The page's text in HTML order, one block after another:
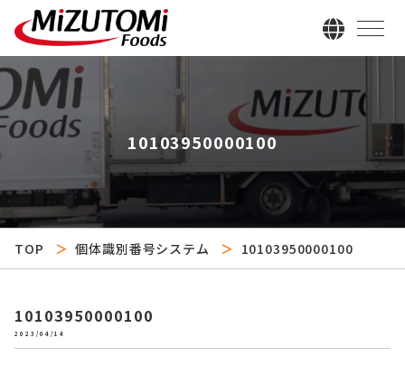
10103950000100
TOP 個体識別番号システム 10103950000100
10103950000100
2023/04/14